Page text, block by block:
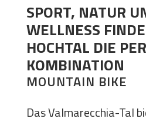
SPORT, NATUR
WELLNESS
HOCHTAL DIE
KOMBINATION
MOUNTAIN BIKE
Das Valmarecchia-Tal